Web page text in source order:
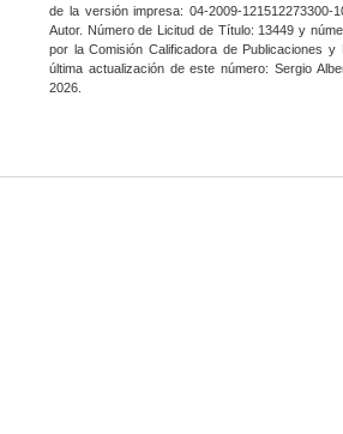
de la versión impresa: 04-2009-
Autor. Número de Licitud de Título: 13449 y
por la Comisión Calificadora de Publicaciones
última actualización de este número: Sergio
2026.